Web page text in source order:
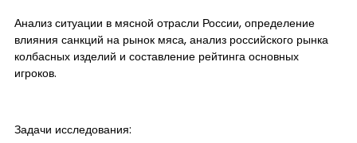
Анализ ситуации в мясной отрасли России, определение
влияния санкций на рынок мяса, анализ российского рынка
колбасных изделий и составление рейтинга основных
игроков.
Задачи исследования: